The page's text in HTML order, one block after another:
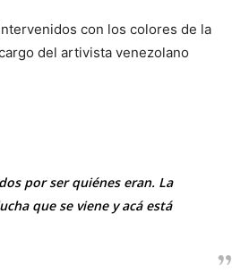
con los colores de la
del artivista venezolano
por ser quiénes eran. La
que se viene y acá está